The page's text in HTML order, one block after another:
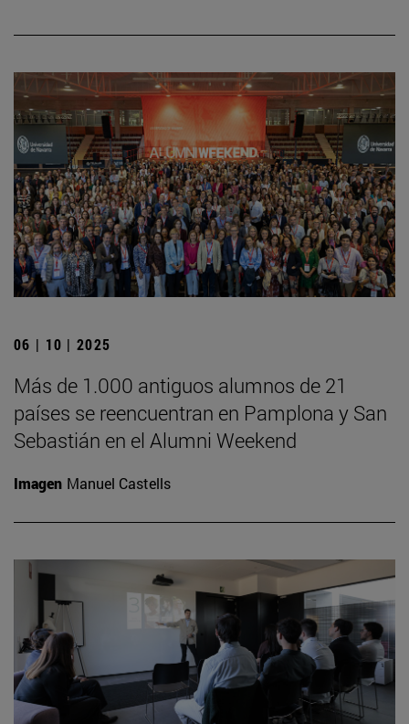
06 | 10 | 2025
Más de 1.000 antiguos alumnos de 21
países se reencuentran en Pamplona y San
Sebastián en el Alumni Weekend
Imagen Manuel Castells